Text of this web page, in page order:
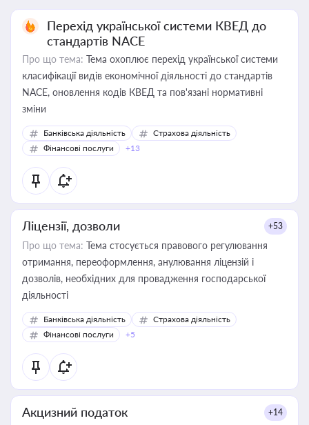
Перехід української системи КВЕД до
стандартів NACE
Про що тема: Тема охоплює перехід української системи
класифікації видів економічної діяльності до стандартів
NACE, оновлення кодів КВЕД та пов'язані нормативні
зміни
Банківська діяльність
Страхова діяльність
Фінансові послуги
+13
Ліцензії, дозволи +53
Про що тема: Тема стосується правового регулювання
отримання, переоформлення, анулювання ліцензій і
дозволів, необхідних для провадження господарської
діяльності
Банківська діяльність
Страхова діяльність
Фінансові послуги
+5
Акцизний податок +14